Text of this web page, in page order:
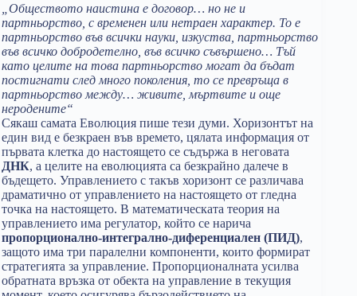
„Обществото наистина е договор… но не и
партньорство, с временен или нетраен характер. То е
партньорство във всички науки, изкуства, партньорство
във всичко добродетелно, във всичко съвършено… Тъй
като целите на това партньорство могат да бъдат
постигнати след много поколения, то се превръща в
партньорство между… живите, мъртвите и още
неродените“
Сякаш самата Еволюция пише тези думи. Хоризонтът на
един вид е безкраен във времето, цялата информация от
първата клетка до настоящето се съдържа в неговата
ДНК, а целите на еволюцията са безкрайно далече в
бъдещето. Управлението с такъв хоризонт се различава
драматично от управлението на настоящето от гледна
точка на настоящето. В математическата теория на
управлението има регулатор, който се нарича
пропорционално-интегрално-диференциален (ПИД),
защото има три паралелни компоненти, които формират
стратегията за управление. Пропорционалната усилва
обратната връзка от обекта на управление в текущия